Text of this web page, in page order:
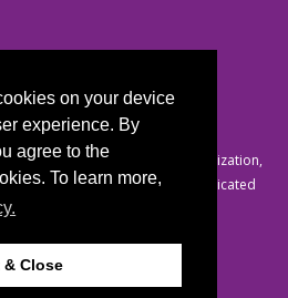
on your device
experience. By
agree to the
To learn more,
Close
reserved. A not-for-profit organization,
professional organization dedicated
benefit of humanity.